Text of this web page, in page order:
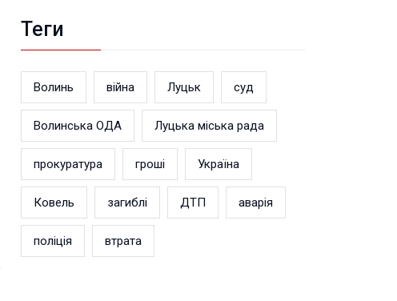
Теги
Волинь війна Луцьк суд
Волинська ОДА Луцька міська рада
прокуратура гроші Україна
Ковель загиблі ДТП аварія
поліція втрата